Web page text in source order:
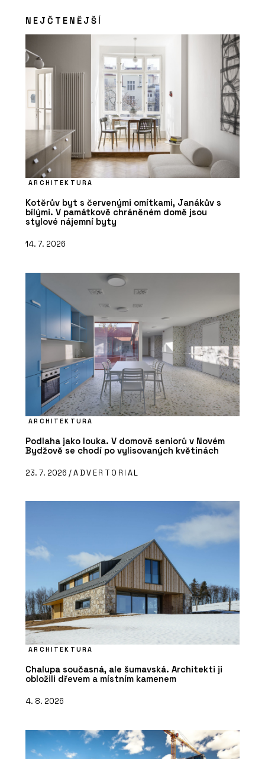
NEJČTENĚJŠÍ
ARCHITEKTURA
Kotěrův byt s červenými omítkami, Janákův s
bílými. V památkově chráněném domě jsou
stylové nájemní byty
14. 7. 2026
ARCHITEKTURA
Podlaha jako louka. V domově seniorů v Novém
Bydžově se chodí po vylisovaných květinách
23. 7. 2026 /ADVERTORIAL
ARCHITEKTURA
Chalupa současná, ale šumavská. Architekti ji
obložili dřevem a místním kamenem
4. 8. 2026